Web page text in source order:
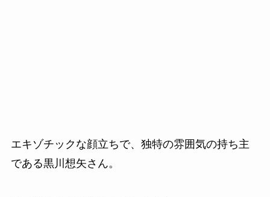
エキゾチックな顔立ちで、独特の雰囲気の持ち主
である黒川想矢さん。